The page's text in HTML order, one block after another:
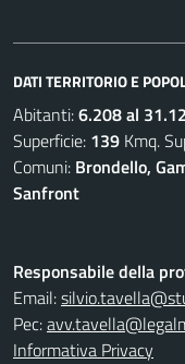
DATI TERRITORIO E
Abitanti:6.208 al
Superficie: 139 Kmq.
Comuni: Brondello,
Sanfront
Responsabile della
Email:
Pec:
Informativa Privacy